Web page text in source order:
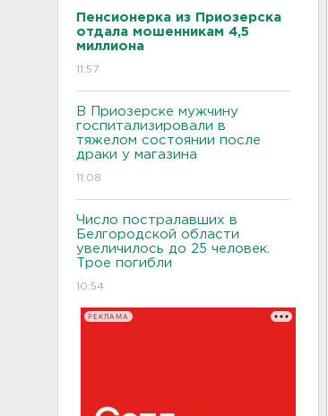
Пенсионерка из Приозерска
отдала мошенникам 4,5
миллиона
11:57
В Приозерске мужчину
госпитализировали в
тяжелом состоянии после
драки у магазина
11:08
Число постралавших в
Белгородской области
увеличилось до 25 человек.
Трое погибли
10:54
РЕКЛАМА